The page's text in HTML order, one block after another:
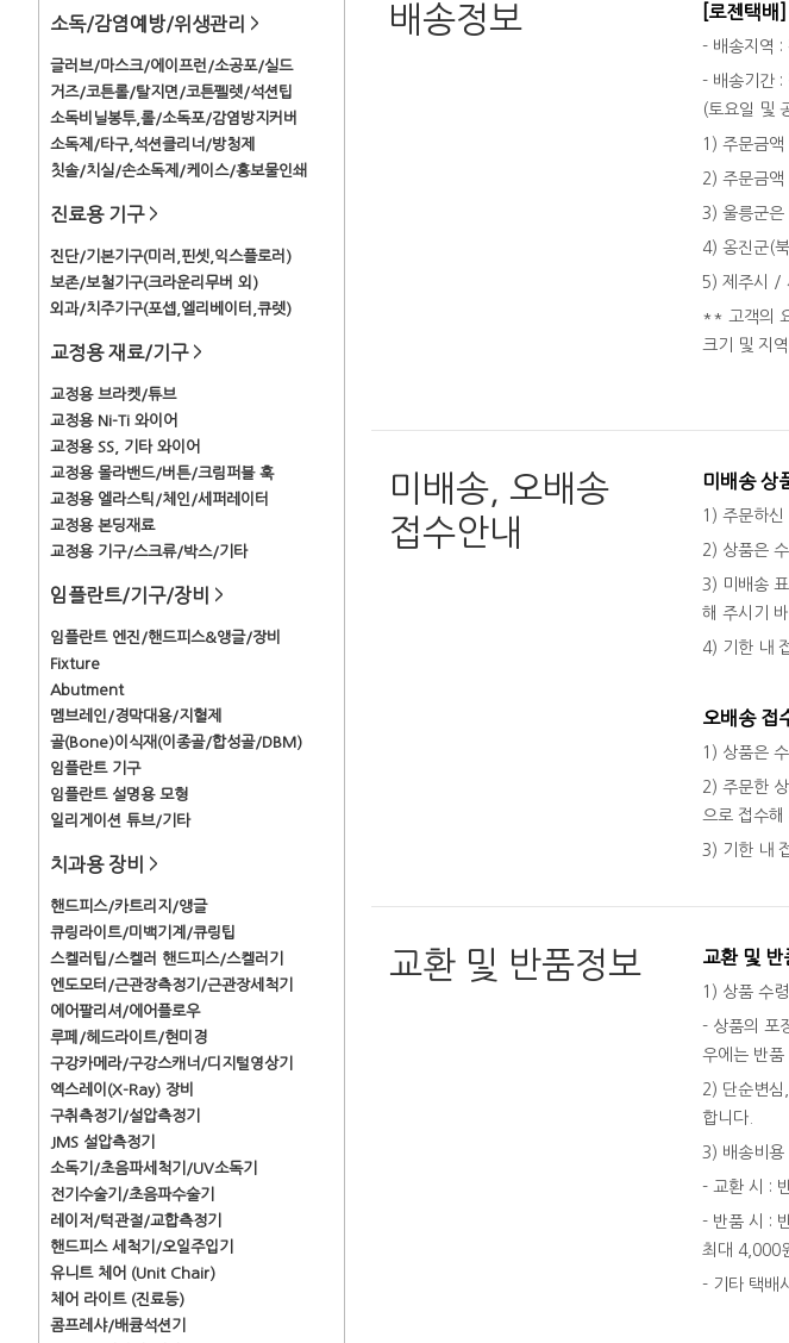
소독/감염예방/위생관리 >
글러브/마스크/에이프런/소공포/실드
거즈/코튼롤/탈지면/코튼펠렛/석션팁
소독비닐봉투,롤/소독포/감염방지커버
소독제/타구,석션클리너/방청제
칫솔/치실/손소독제/케이스/홍보물인쇄
진료용 기구 >
진단/기본기구(미러,핀셋,익스플로러)
보존/보철기구(크라운리무버 외)
외과/치주기구(포셉,엘리베이터,큐렛)
교정용 재료/기구 >
교정용 브라켓/튜브
교정용 Ni-Ti 와이어
교정용 SS, 기타 와이어
교정용 몰라밴드/버튼/크림퍼블 훅
교정용 엘라스틱/체인/세퍼레이터
교정용 본딩재료
교정용 기구/스크류/박스/기타
임플란트/기구/장비 >
임플란트 엔진/핸드피스&앵글/장비
Fixture
Abutment
멤브레인/경막대용/지혈제
골(Bone)이식재(이종골/합성골/DBM)
임플란트 기구
임플란트 설명용 모형
일리게이션 튜브/기타
치과용 장비 >
핸드피스/카트리지/앵글
큐링라이트/미백기계/큐링팁
스켈러팁/스켈러 핸드피스/스켈러기
엔도모터/근관장측정기/근관장세척기
에어팔리셔/에어플로우
루페/헤드라이트/현미경
구강카메라/구강스캐너/디지털영상기
엑스레이(X-Ray) 장비
구취측정기/설압측정기
JMS 설압측정기
소독기/초음파세척기/UV소독기
전기수술기/초음파수술기
레이저/턱관절/교합측정기
핸드피스 세척기/오일주입기
유니트 체어 (Unit Chair)
체어 라이트 (진료등)
콤프레샤/배큠석션기
배송정보 [로젠택배]
- 배송지역 :
- 배송기간 :
(토요일 및
1) 주문금
2) 주문금
3) 울릉군
4) 옹진군(
5) 제주시 /
** 고객의
크기 및 지
미배송, 오배송
접수안내
미배송 상
1) 주문하신
2) 상품은
3) 미배송
해 주시기
4) 기한 내
오배송 접
1) 상품은
2) 주문한
으로 접수해
3) 기한 내
교환 및 반품정보 교환 및 반
1) 상품 수
- 상품의 포
우에는 반품
2) 단순변심
합니다.
3) 배송비용
- 교환 시 :
- 반품 시 :
최대 4,000
- 기타 택배